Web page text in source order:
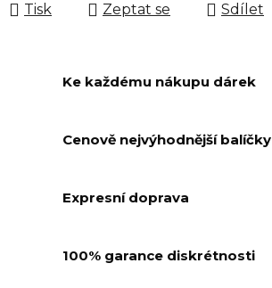
Tisk Zeptat se Sdílet
Ke každému nákupu dárek
Cenově nejvýhodnější balíčky
Expresní doprava
100% garance diskrétnosti